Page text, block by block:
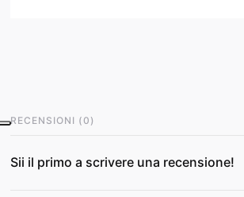
RECENSIONI (0 )
Sii il primo a scrivere una recensione!